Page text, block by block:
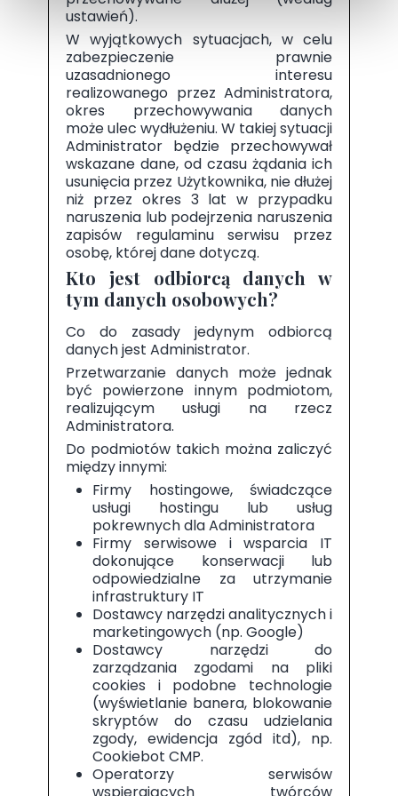
ustawień).
W wyjątkowych sytuacjach, w celu
zabezpieczenie prawnie
uzasadnionego interesu
realizowanego przez Administratora,
okres przechowywania danych
może ulec wydłużeniu. W takiej sytuacji
Administrator będzie przechowywał
wskazane dane, od czasu żądania ich
usunięcia przez Użytkownika, nie dłużej
niż przez okres 3 lat w przypadku
naruszenia lub podejrzenia naruszenia
zapisów regulaminu serwisu przez
osobę, której dane dotyczą.
Kto jest odbiorcą danych w
tym danych osobowych?
Co do zasady jedynym odbiorcą
danych jest Administrator.
Przetwarzanie danych może jednak
być powierzone innym podmiotom,
realizującym usługi na rzecz
Administratora.
Do podmiotów takich można zaliczyć
między innymi:
Firmy hostingowe, świadczące
usługi hostingu lub usług
pokrewnych dla Administratora
Firmy serwisowe i wsparcia IT
dokonujące konserwacji lub
odpowiedzialne za utrzymanie
infrastruktury IT
Dostawcy narzędzi analitycznych i
marketingowych (np. Google)
Dostawcy narzędzi do
zarządzania zgodami na pliki
cookies i podobne technologie
(wyświetlanie banera, blokowanie
skryptów do czasu udzielania
zgody, ewidencja zgód itd), np.
Cookiebot CMP.
Operatorzy serwisów